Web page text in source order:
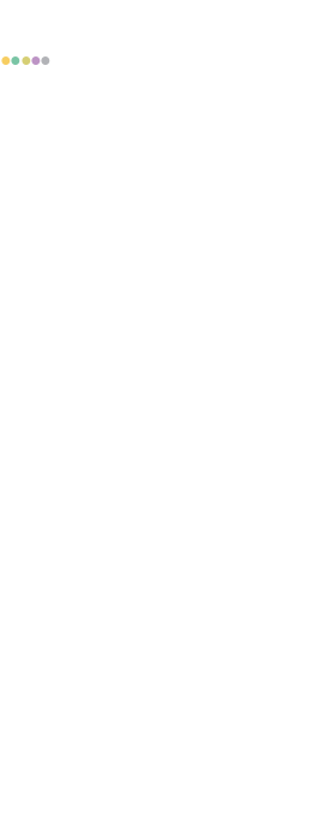
●●●●●